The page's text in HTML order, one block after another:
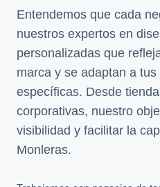
Entendemos que cada
nuestros expertos en
personalizadas que
marca y se adaptan a
específicas. Desde
corporativas, nuestro
visibilidad y facilitar la
Monleras.